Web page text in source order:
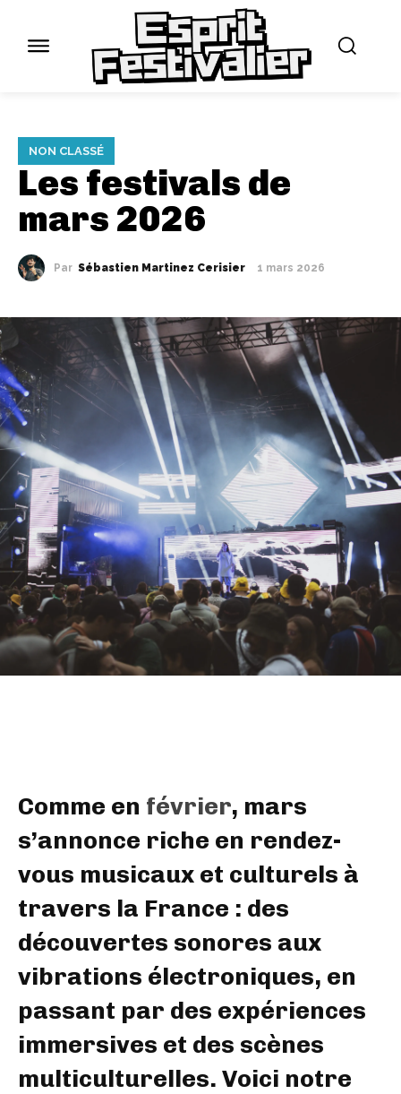
NON CLASSÉ
Les festivals de
mars 2026
Par Sébastien Martinez Cerisier 1 mars 2026
Comme en février, mars
s’annonce riche en rendez-
vous musicaux et culturels à
travers la France : des
découvertes sonores aux
vibrations électroniques, en
passant par des expériences
immersives et des scènes
multiculturelles. Voici notre